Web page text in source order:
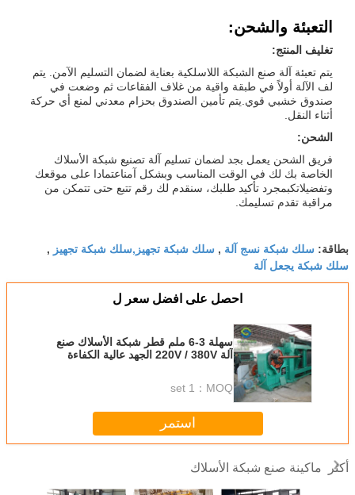
التعبئة والشحن:
تغليف المنتج:
يتم تعبئة آلة صنع الشبكة اللاسلكية بعناية لضمان التسليم الآمن. يتم
لف الآلة أولاً في طبقة واقية من غلاف الفقاعات ثم وضعت في
صندوق خشبي قوي.يتم تأمين الصندوق بحزام معدني لمنع أي حركة
أثناء النقل.
الشحن:
فريق الشحن يعمل بجد لضمان تسليم آلة تصنيع شبكة الأسلاك
الخاصة بك لك في الوقت المناسب وبشكل آمناعتمادا على موقعك
وتفضيلاتكبمجرد تأكيد طلبك، سنقدم لك رقم تتبع حتى تتمكن من
مراقبة تقدم تسليمك.
بطاقة: سلك شبكة نسج آلة , سلك شبكة تجهيز,سلك شبكة تجهيز ,
سلك شبكة يجعل آلة
احصل على افضل سعر ل
سهلة 3-6 ملم قطر شبكة الأسلاك صنع
آلة 220V / 380V الجهد عالية الكفاءة
MOQ：
1 set
استمر
أكثر ماكينة صنع شبكة الأسلاك